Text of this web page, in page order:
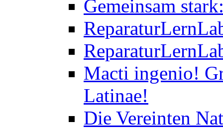
Gemeinsam
Macti ingenio!
Latinae!
Die Vereinten